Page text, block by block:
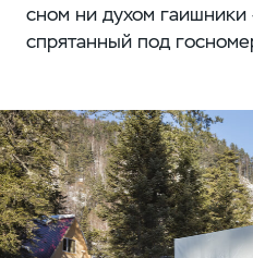
сном ни духом
спрятанный под